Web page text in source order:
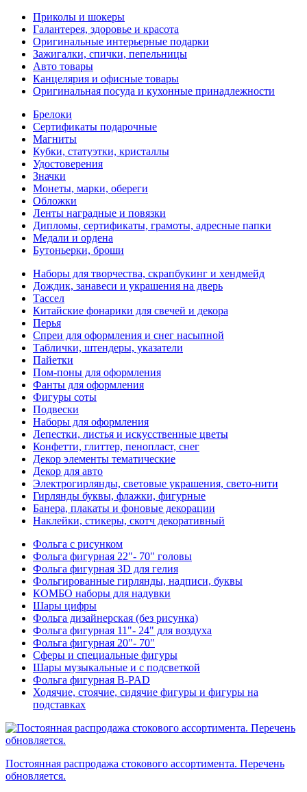
Приколы и шокеры
Галантерея, здоровье и красота
Оригинальные интерьерные подарки
Зажигалки, спички, пепельницы
Авто товары
Канцелярия и офисные товары
Оригинальная посуда и кухонные принадлежности
Брелоки
Сертификаты подарочные
Магниты
Кубки, статуэтки, кристаллы
Удостоверения
Значки
Монеты, марки, обереги
Обложки
Ленты наградные и повязки
Дипломы, сертификаты, грамоты, адресные папки
Медали и ордена
Бутоньерки, броши
Наборы для творчества, скрапбукинг и хендмейд
Дождик, занавеси и украшения на дверь
Тассел
Китайские фонарики для свечей и декора
Перья
Спреи для оформления и снег насыпной
Таблички, штендеры, указатели
Пайетки
Пом-поны для оформления
Фанты для оформления
Фигуры соты
Подвески
Наборы для оформления
Лепестки, листья и искусственные цветы
Конфетти, глиттер, пенопласт, снег
Декор элементы тематические
Декор для авто
Электрогирлянды, световые украшения, свето-нити
Гирлянды буквы, флажки, фигурные
Банера, плакаты и фоновые декорации
Наклейки, стикеры, скотч декоративный
Фольга с рисунком
Фольга фигурная 22"- 70" головы
Фольга фигурная 3D для гелия
Фольгированные гирлянды, надписи, буквы
КОМБО наборы для надувки
Шары цифры
Фольга дизайнерская (без рисунка)
Фольга фигурная 11"- 24" для воздуха
Фольга фигурная 20"- 70"
Сферы и специальные фигуры
Шары музыкальные и с подсветкой
Фольга фигурная B-PAD
Ходячие, стоячие, сидячие фигуры и фигуры на
подставках
Постоянная распродажа стокового ассортимента. Перечень
обновляется.